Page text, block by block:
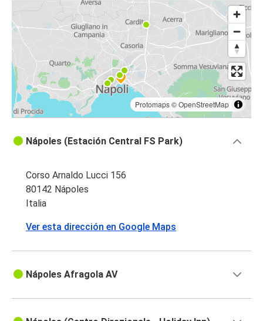
Protomaps©OpenStreetMap
Nápoles (Estación Central FS Park)
Corso Arnaldo Lucci 156
80142 Nápoles
Italia
Ver esta dirección en Google Maps
Nápoles Afragola AV